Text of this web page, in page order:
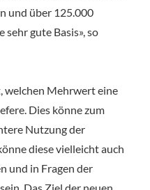
und über 125.000
gute Basis», so
welchen Mehrwert eine
Dies könne zum
Nutzung der
diese vielleicht auch
und in Fragen der
Das Ziel der neuen